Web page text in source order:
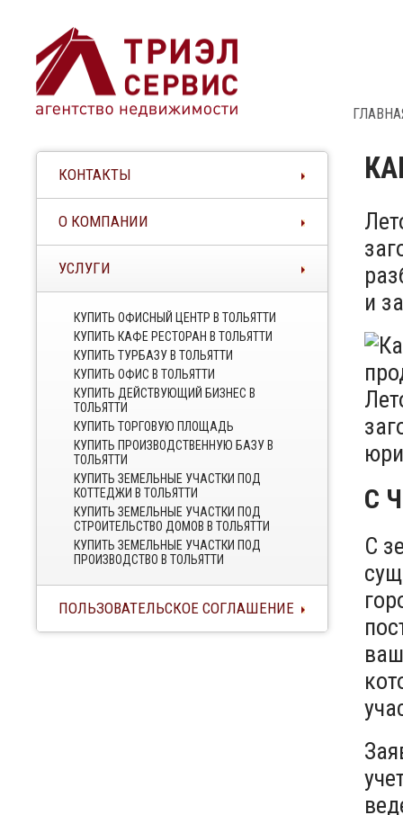
КОНТАКТЫ
О КОМПАНИИ
УСЛУГИ
КУПИТЬ ОФИСНЫЙ ЦЕНТР В ТОЛЬЯТТИ
КУПИТЬ КАФЕ РЕСТОРАН В ТОЛЬЯТТИ
КУПИТЬ ТУРБАЗУ В ТОЛЬЯТТИ
КУПИТЬ ОФИС В ТОЛЬЯТТИ
КУПИТЬ ДЕЙСТВУЮЩИЙ БИЗНЕС В
ТОЛЬЯТТИ
КУПИТЬ ТОРГОВУЮ ПЛОЩАДЬ
КУПИТЬ ПРОИЗВОДСТВЕННУЮ БАЗУ В
ТОЛЬЯТТИ
КУПИТЬ ЗЕМЕЛЬНЫЕ УЧАСТКИ ПОД
КОТТЕДЖИ В ТОЛЬЯТТИ
КУПИТЬ ЗЕМЕЛЬНЫЕ УЧАСТКИ ПОД
СТРОИТЕЛЬСТВО ДОМОВ В ТОЛЬЯТТИ
КУПИТЬ ЗЕМЕЛЬНЫЕ УЧАСТКИ ПОД
ПРОИЗВОДСТВО В ТОЛЬЯТТИ
ПОЛЬЗОВАТЕЛЬСКОЕ СОГЛАШЕНИЕ
и
С
С